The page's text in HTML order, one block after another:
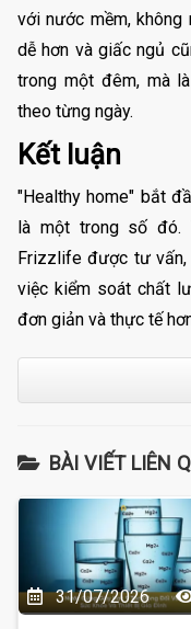
với nước mềm,
dễ hơn và giấc ngủ
trong một đêm, mà
theo từng ngày.
Kết luận
"Healthy home" bắt
là một trong số đó.
Frizzlife được tư vấn,
việc kiểm soát chất
đơn giản và thực tế
BÀI VIẾT LIÊN
31/07/2026